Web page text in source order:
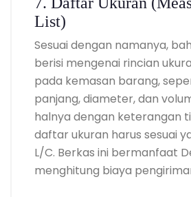
List)
Sesuai dengan namanya,
berisi mengenai rincian
pada kemasan barang,
panjang, diameter, dan
halnya dengan keterangan
daftar ukuran harus sesuai
L/C. Berkas ini bermanfaat
menghitung biaya